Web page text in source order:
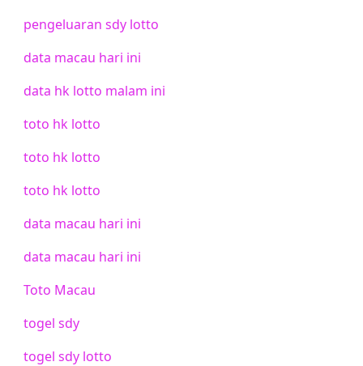
pengeluaran sdy lotto
data macau hari ini
data hk lotto malam ini
toto hk lotto
toto hk lotto
toto hk lotto
data macau hari ini
data macau hari ini
Toto Macau
togel sdy
togel sdy lotto